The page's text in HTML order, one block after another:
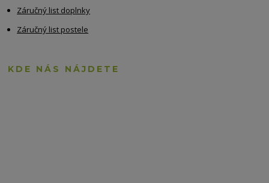
Záručný list doplnky
Záručný list postele
KDE NÁS NÁJDETE